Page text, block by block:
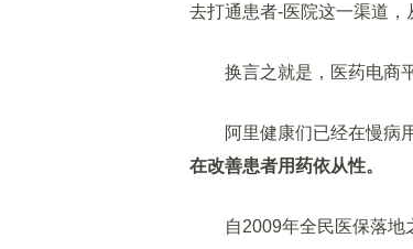
去打通患者-医院这一渠道，
换言之就是，医药电商平
阿里健康们已经在慢病
在改善患者用药依从性。
自2009年全民医保落地之